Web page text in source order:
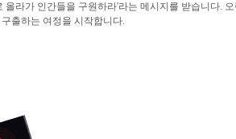
라가 인간들을 구원하라'라는 메시지를 받습니다.
출하는 여정을 시작합니다.